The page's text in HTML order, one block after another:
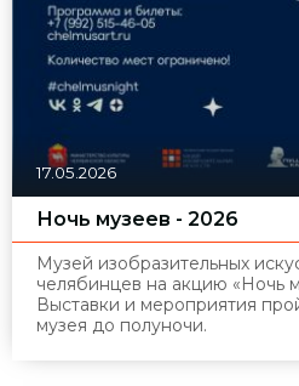
17.05.2026
Ночь музеев - 2026
Музей изобразительных
челябинцев на акцию «Ночь
Выставки и мероприятия
музея до полуночи.